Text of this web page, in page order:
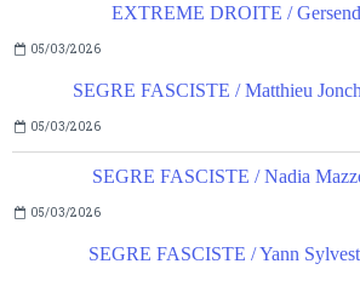
EXTREME DROITE /
05/03/2026
SEGRE FASCISTE / Matthieu
05/03/2026
SEGRE FASCISTE / Nadia
05/03/2026
SEGRE FASCISTE / Yann